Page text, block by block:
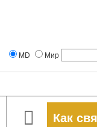
MD Мир
Как